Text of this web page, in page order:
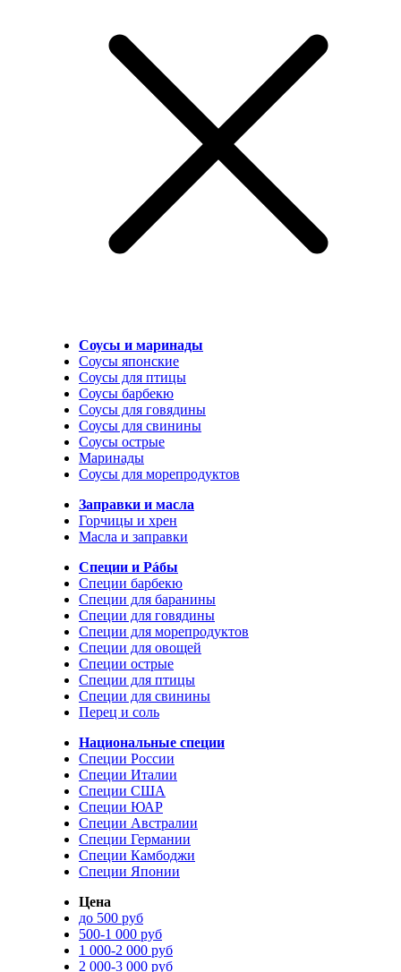
Соусы и маринады
Соусы японские
Соусы для птицы
Соусы барбекю
Соусы для говядины
Соусы для свинины
Соусы острые
Маринады
Соусы для морепродуктов
Заправки и масла
Горчицы и хрен
Масла и заправки
Специи и Рáбы
Специи барбекю
Специи для баранины
Специи для говядины
Специи для морепродуктов
Специи для овощей
Специи острые
Специи для птицы
Специи для свинины
Перец и соль
Национальные специи
Специи России
Специи Италии
Специи США
Специи ЮАР
Специи Австралии
Специи Германии
Специи Камбоджи
Специи Японии
Цена
до 500 руб
500-1 000 руб
1 000-2 000 руб
2 000-3 000 руб